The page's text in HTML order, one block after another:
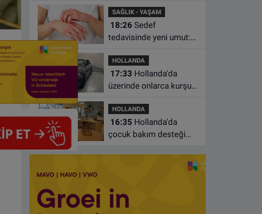
shoplara hayvan başına
1.500 euro ceza
SAĞLIK - YAŞAM
18:26
tedavisinde yeni umut:
iyileşmediği bulundu
HOLLANDA
17:33
üzerinde onlarca kurşun
euroya satışa çıktı
HOLLANDA
16:35
çocuk bakım desteği
hâlâ ek ödeme yapıyor